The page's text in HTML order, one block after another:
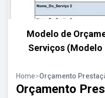
Modelo de
Serviços (Modelo
Home>Orçamento
Orçamento